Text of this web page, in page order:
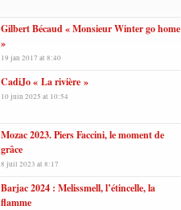
Gilbert Bécaud « Monsieur Winter go home
»
19 jan 2017 at 8:40
CadiJo « La rivière »
10 juin 2025 at 10:54
Mozac 2023. Piers Faccini, le moment de
grâce
8 juil 2023 at 8:17
Barjac 2024 : Melissmell, l’étincelle, la
flamme